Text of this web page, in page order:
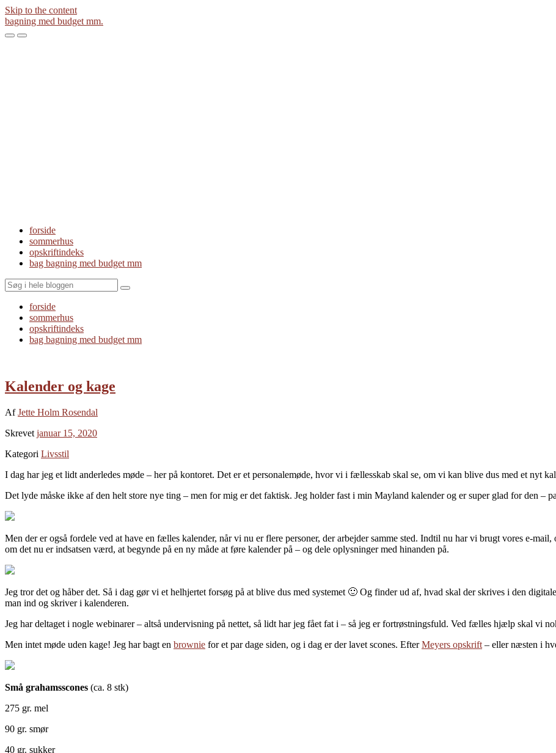
Skip to the content
bagning med budget mm.
ToggleToggle
forside
sommerhus
opskriftindeks
bag bagning med budget mm
Search
forside
sommerhus
opskriftindeks
bag bagning med budget mm
Kalender og kage
AfJette Holm Rosendal
Skrevet januar 15, 2020
Kategori Livsstil
I dag har jeg et lidt anderledes møde – her på kontoret. Det er et personalemøde, hvor vi i fællesskab skal se, om vi kan blive dus med et nyt
Det lyde måske ikke af den helt store nye ting – men for mig er det faktisk. Jeg holder fast i min Mayland kalender og er super glad for den –
Men der er også fordele ved at have en fælles kalender, når vi nu er flere personer, der arbejder samme sted. Indtil nu har vi brugt vores e-
om det nu er indsatsen værd, at begynde på en ny måde at føre kalender på – og dele oplysninger med hinanden på.
Jeg tror det og håber det. Så i dag gør vi et helhjertet forsøg på at blive dus med systemet 🙂 Og finder ud af, hvad skal der skrives i den
man ind og skriver i kalenderen.
Jeg har deltaget i nogle webinarer – altså undervisning på nettet, så lidt har jeg fået fat i – så jeg er fortrøstningsfuld. Ved fælles hjælp skal vi
Men intet møde uden kage! Jeg har bagt en brownie for et par dage siden, og i dag er der lavet scones. EfterMeyers opskrift – eller næsten i
Små grahamsscones (ca. 8 stk)
275 gr. mel
90 gr. smør
40 gr. sukker